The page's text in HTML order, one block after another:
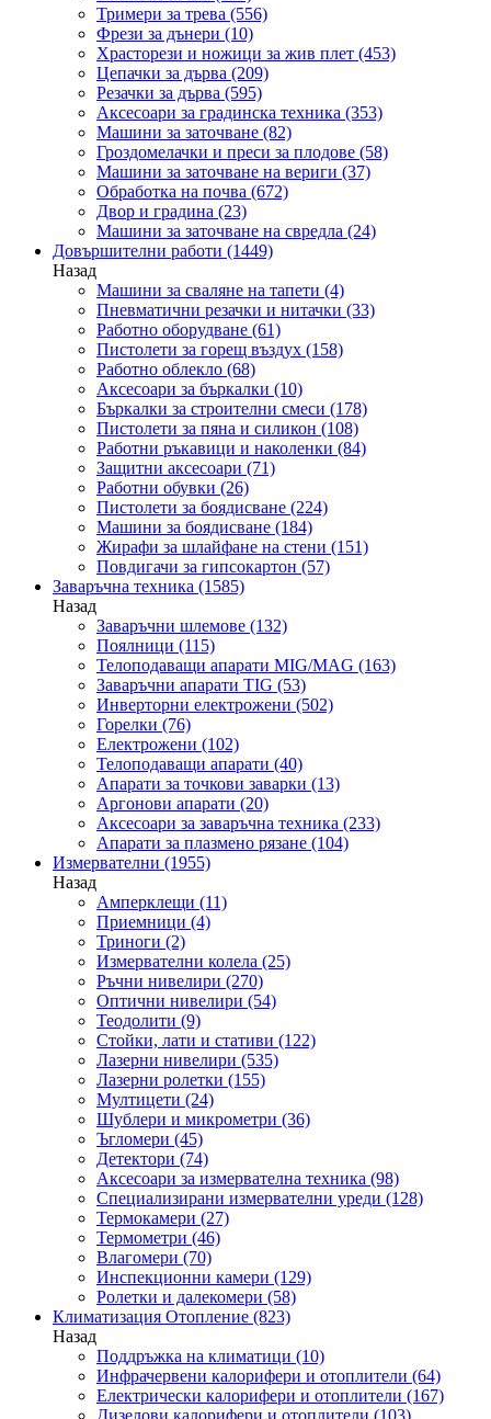
Тримери за трева (556)
Фрези за дънери (10)
Храсторези и ножици за жив плет (453)
Цепачки за дърва (209)
Резачки за дърва (595)
Аксесоари за градинска техника (353)
Машини за заточване (82)
Гроздомелачки и преси за плодове (58)
Машини за заточване на вериги (37)
Обработка на почва (672)
Двор и градина (23)
Машини за заточване на свредла (24)
Довършителни работи (1449)
Назад
Машини за сваляне на тапети (4)
Пневматични резачки и нитачки (33)
Работно оборудване (61)
Пистолети за горещ въздух (158)
Работно облекло (68)
Аксесоари за бъркалки (10)
Бъркалки за строителни смеси (178)
Пистолети за пяна и силикон (108)
Работни ръкавици и наколенки (84)
Защитни аксесоари (71)
Работни обувки (26)
Пистолети за боядисване (224)
Машини за боядисване (184)
Жирафи за шлайфане на стени (151)
Повдигачи за гипсокартон (57)
Заваръчна техника (1585)
Назад
Заваръчни шлемове (132)
Поялници (115)
Телоподаващи апарати MIG/MAG (163)
Заваръчни апарати TIG (53)
Инверторни електрожени (502)
Горелки (76)
Електрожени (102)
Телоподаващи апарати (40)
Апарати за точкови заварки (13)
Аргонови апарати (20)
Аксесоари за заваръчна техника (233)
Апарати за плазмено рязане (104)
Измервателни (1955)
Назад
Амперклещи (11)
Приемници (4)
Триноги (2)
Измервателни колела (25)
Ръчни нивелири (270)
Оптични нивелири (54)
Теодолити (9)
Стойки, лати и стативи (122)
Лазерни нивелири (535)
Лазерни ролетки (155)
Мултицети (24)
Шублери и микрометри (36)
Ъгломери (45)
Детектори (74)
Аксесоари за измервателна техника (98)
Специализирани измервателни уреди (128)
Термокамери (27)
Термометри (46)
Влагомери (70)
Инспекционни камери (129)
Ролетки и далекомери (58)
Климатизация Отопление (823)
Назад
Поддръжка на климатици (10)
Инфрачервени калорифери и отоплители (64)
Електрически калорифери и отоплители (167)
Дизелови калорифери и отоплители (103)